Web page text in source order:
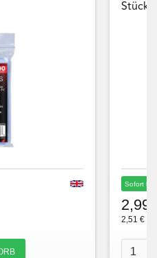
Stück
Sofort
2,99
2,51 €